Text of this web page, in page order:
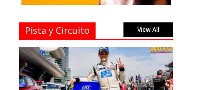
Pista y Circuito View All